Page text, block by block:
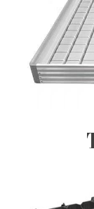
Mesele de